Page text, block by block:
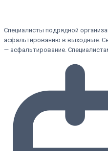
Специалисты подрядной
асфальтированию в выходные.
— асфальтирование.